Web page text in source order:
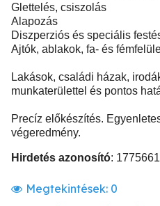
Glettelés, csiszolás
Alapozás
Diszperziós és speciális
Ajtók, ablakok, fa- és
Lakások, családi házak,
munkaterülettel és pontos
Precíz előkészítés.
végeredmény.
Hirdetés azonosító:
Megtekintések: 0